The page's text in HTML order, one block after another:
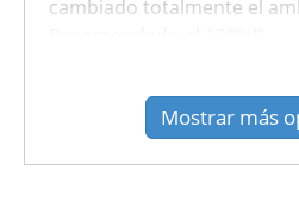
cambiado totalmente el
Mostrar más